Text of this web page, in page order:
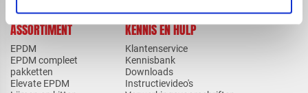
ASSORTIMENT
EPDM
EPDM compleet
pakketten
Elevate EPDM
KENNIS EN HULP
Klantenservice
Kennisbank
Downloads
Instructievideo's